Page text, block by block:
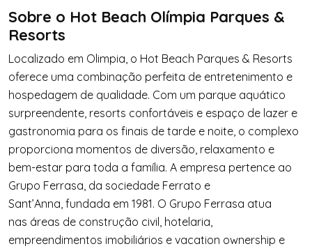
Sobre o Hot Beach Olímpia Parques &
Resorts
Localizado em Olimpia, o Hot Beach Parques & Resorts
oferece uma combinação perfeita de entretenimento e
hospedagem de qualidade. Com um parque aquático
surpreendente, resorts confortáveis e espaço de lazer e
gastronomia para os finais de tarde e noite, o complexo
proporciona momentos de diversão, relaxamento e
bem-estar para toda a família. A empresa pertence ao
Grupo Ferrasa, da sociedade Ferrato e
Sant’Anna, fundada em 1981. O Grupo Ferrasa atua
nas áreas de construção civil, hotelaria,
empreendimentos imobiliários e vacation ownership e